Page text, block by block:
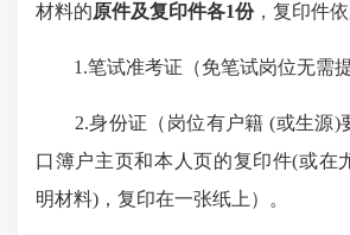
材料的原件及复印件各1份，复印件
1.笔试准考证（免笔试岗位无需提
2.身份证（岗位有户籍 (或生源)
口簿户主页和本人页的复印件(或在
明材料)，复印在一张纸上）。